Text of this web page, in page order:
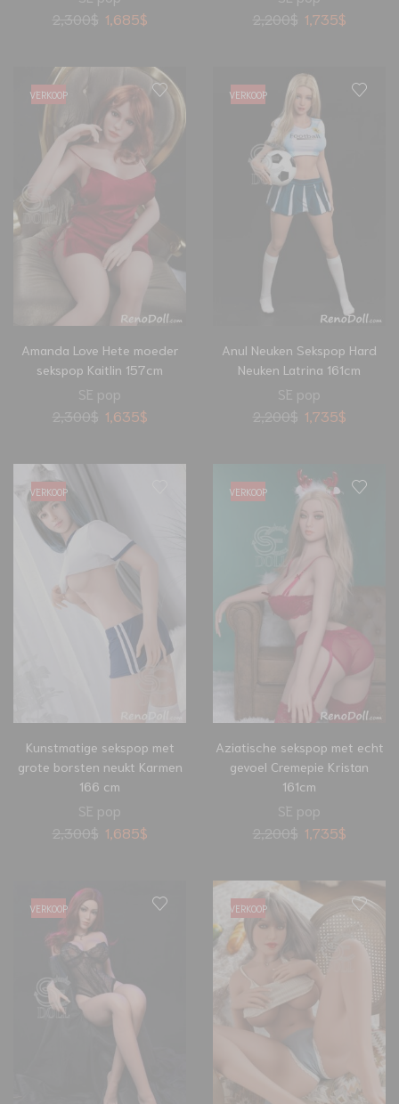
2,300$ 1,685$
2,200$ 1,735$
VERKOOP
Amanda Love Hete moeder
sekspop Kaitlin 157cm
SE pop
2,300$ 1,635$
VERKOOP
Anul Neuken Sekspop Hard
Neuken Latrina 161cm
SE pop
2,200$ 1,735$
VERKOOP
Kunstmatige sekspop met
grote borsten neukt Karmen
166 cm
SE pop
2,300$ 1,685$
VERKOOP
Aziatische sekspop met echt
gevoel Cremepie Kristan
161cm
SE pop
2,200$ 1,735$
VERKOOP VERKOOP